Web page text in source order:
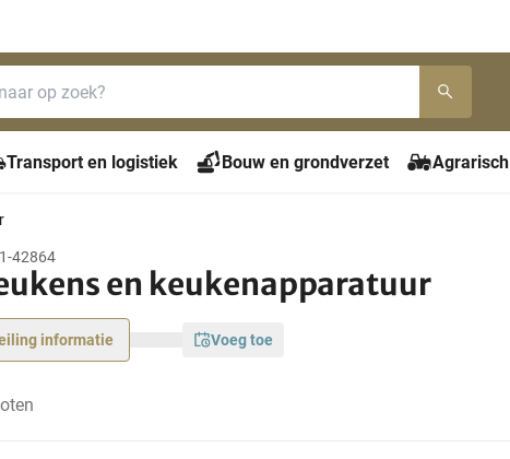
Transport en logistiek Bouw en grondverzet Agrarisch
42864
en keukenapparatuur
voeg toe
informatie